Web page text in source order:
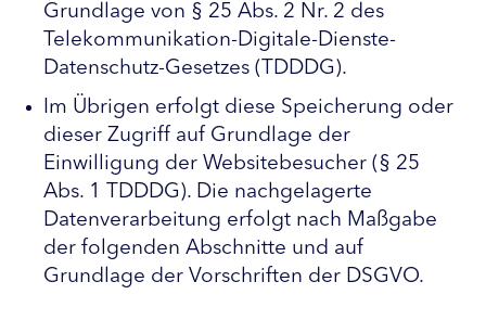
Grundlage von § 25 Abs. 2 Nr. 2 des
Telekommunikation-Digitale-Dienste-
Datenschutz-Gesetzes (TDDDG).
Im Übrigen erfolgt diese Speicherung oder
dieser Zugriff auf Grundlage der
Einwilligung der Websitebesucher (§ 25
Abs. 1 TDDDG). Die nachgelagerte
Datenverarbeitung erfolgt nach Maßgabe
der folgenden Abschnitte und auf
Grundlage der Vorschriften der DSGVO.